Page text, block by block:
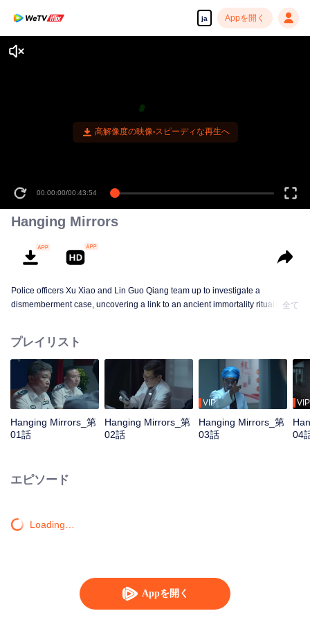
ja Appを開く
Appを開く
高解像度の映像•スピーディな再生へ
00:00:00/00:43:54
Hanging Mirrors
Police officers Xu Xiao and Lin Guo Qiang team up to investigate a
dismemberment case, uncovering a link to an ancient immortality ritual, with
全て
プレイリスト
Hanging Mirrors_第
01話
Hanging Mirrors_第
02話
VIP
Hanging Mirrors_第
03話
VIP
04
エピソード
Loading…